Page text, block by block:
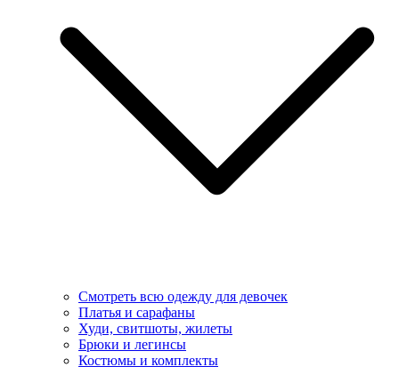
Смотреть всю одежду для девочек
Платья и сарафаны
Худи, свитшоты, жилеты
Брюки и легинсы
Костюмы и комплекты